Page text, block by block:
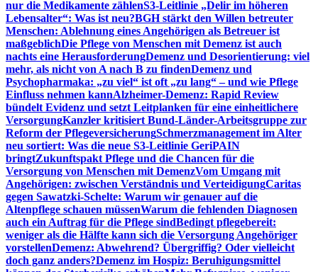
nur die Medikamente zählenS3-Leitlinie „Delir im höheren
Lebensalter“: Was ist neu?BGH stärkt den Willen betreuter
Menschen: Ablehnung eines Angehörigen als Betreuer ist
maßgeblichDie Pflege von Menschen mit Demenz ist auch
nachts eine HerausforderungDemenz und Desorientierung: viel
mehr, als nicht von A nach B zu findenDemenz und
Psychopharmaka: „zu viel“ ist oft „zu lang“ – und wie Pflege
Einfluss nehmen kannAlzheimer-Demenz: Rapid Review
bündelt Evidenz und setzt Leitplanken für eine einheitlichere
VersorgungKanzler kritisiert Bund-Länder-Arbeitsgruppe zur
Reform der PflegeversicherungSchmerzmanagement im Alter
neu sortiert: Was die neue S3-Leitlinie GeriPAIN
bringtZukunftspakt Pflege und die Chancen für die
Versorgung von Menschen mit DemenzVom Umgang mit
Angehörigen: zwischen Verständnis und VerteidigungCaritas
gegen Sawatzki-Schelte: Warum wir genauer auf die
Altenpflege schauen müssenWarum die fehlenden Diagnosen
auch ein Auftrag für die Pflege sindBedingt pflegebereit:
weniger als die Hälfte kann sich die Versorgung Angehöriger
vorstellenDemenz: Abwehrend? Übergriffig? Oder vielleicht
doch ganz anders?Demenz im Hospiz: Beruhigungsmittel